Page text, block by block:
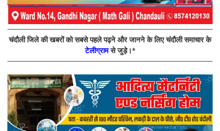
चंदौली जिले की खबरों को सबसे पहले पढ़ने और जानने के लिए चंदौली समाचार के
टेलीग्रामसे जुड़े।*